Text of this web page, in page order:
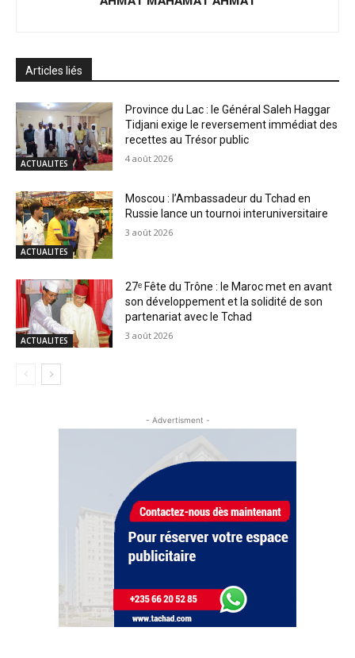
Articles liés
ACTUALITES
Province du Lac : le Général Saleh Haggar
Tidjani exige le reversement immédiat des
recettes au Trésor public
4 août 2026
ACTUALITES
Moscou : l’Ambassadeur du Tchad en
Russie lance un tournoi interuniversitaire
3 août 2026
ACTUALITES
27ᵉ Fête du Trône : le Maroc met en avant
son développement et la solidité de son
partenariat avec le Tchad
3 août 2026
- Advertisment -